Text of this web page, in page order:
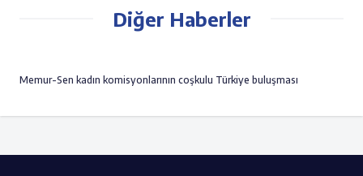
Diğer Haberler
Memur-Sen kadın komisyonlarının coşkulu Türkiye buluşması